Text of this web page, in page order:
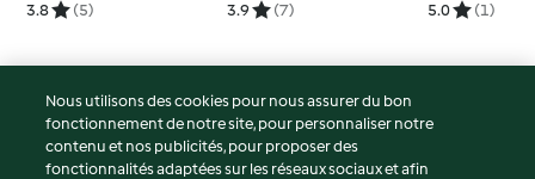
3.8 (5) 3.9 (7) 5.0 (1)
© Copyright 2026
Conditions d'utilisation
Nous utilisons des cookies pour nous assurer du bon
fonctionnement de notre site, pour personnaliser notre
contenu et nos publicités, pour proposer des
fonctionnalités adaptées sur les réseaux sociaux et afin